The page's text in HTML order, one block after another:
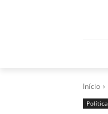
Início
Política